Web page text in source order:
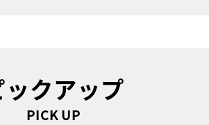
ックアップ
PICK UP